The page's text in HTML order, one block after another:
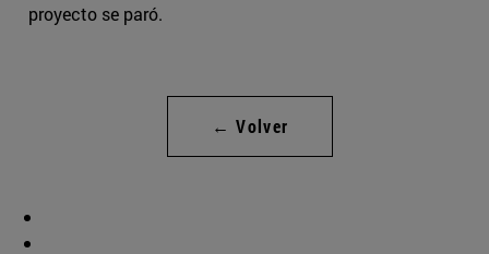
proyecto se paró.
← Volver